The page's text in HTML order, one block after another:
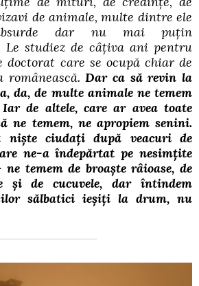
de animale, multe dintre ele
dar nu mai puțin
Le studiez de câțiva ani pentru
doctorat care se ocupă chiar de
românească.Dar ca să revin la
da, de multe animale ne temem
de altele, care ar avea toate
ne temem, ne apropiem senini.
niște ciudați după veacuri de
ne-a îndepărtat pe nesimțite
temem de broaște râioase, de
și de cucuvele, dar întindem
sălbatici ieșiți la drum, nu